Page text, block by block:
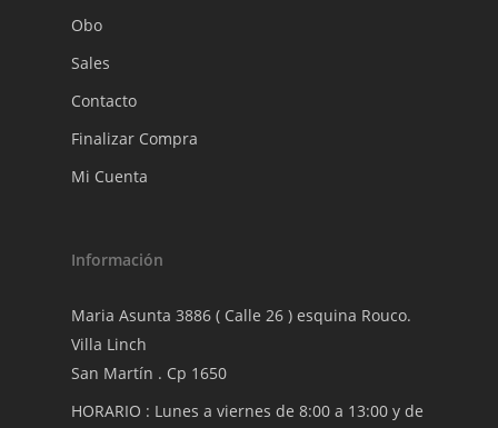
Obo
Sales
Contacto
Finalizar Compra
Mi Cuenta
Información
Maria Asunta 3886 ( Calle 26 ) esquina Rouco.
Villa Linch
San Martín . Cp 1650
HORARIO : Lunes a viernes de 8:00 a 13:00 y de